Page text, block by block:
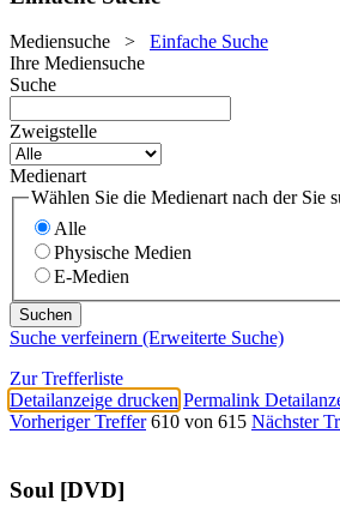
Mediensuche > Einfache Suche
Ihre Mediensuche
Suche
Zweigstelle
Medienart
Wählen Sie die Medienart nach der Sie
Alle
Physische Medien
E-Medien
Suche verfeinern (Erweiterte Suche)
Zur Trefferliste
Detailanzeige drucken Permalink
Vorheriger Treffer 610 von 615 Nächster
Soul [DVD]